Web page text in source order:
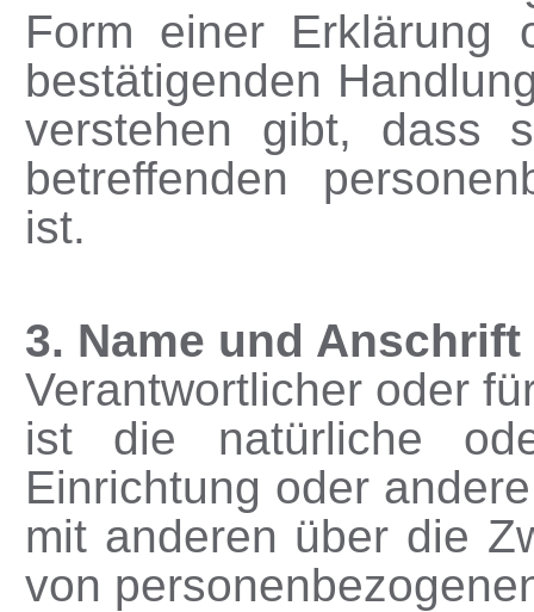
Form einer Erklärung
bestätigenden
verstehen gibt, dass
betreffenden
ist.
3. Name und
Verantwortlicher oder
ist die natürliche
Einrichtung oder
mit anderen über die
von